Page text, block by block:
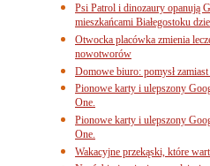
Psi Patrol i dinozaury opanują
mieszkańcami Białegostoku
Otwocka placówka zmienia
nowotworów
Domowe biuro: pomysł
Pionowe karty i ulepszony
One.
Pionowe karty i ulepszony
One.
Wakacyjne przekąski, które